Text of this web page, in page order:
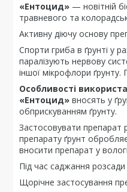
«Ентоцид» — новітній
травневого та
Активну діючу основу
Спорти гриба в ґрунті у
паралізують нервову
іншої мікрофлори
Особливості
«Ентоцид» вносять у
обприскуванням ґрунту.
Застосовувати препарат
препарату ґрунт
вносити препарат у
Під час саджання
Щорічне застосування